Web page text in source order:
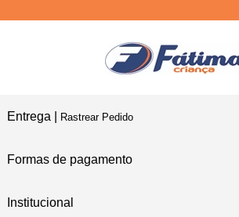
Entrega | Rastrear Pedido
Formas de pagamento
Institucional